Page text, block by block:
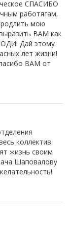
СПАСИБО
работягам,
мою
ВАМ как
Дай этому
лет жизни!
ВАМ от
коллектив
жизнь своим
Шаповалову